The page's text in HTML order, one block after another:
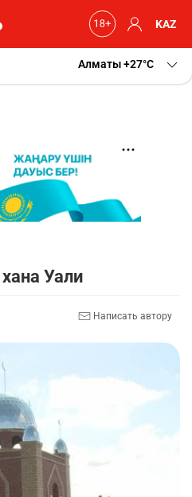
KAZ
Алматы+27 C
Уали
Написать автору